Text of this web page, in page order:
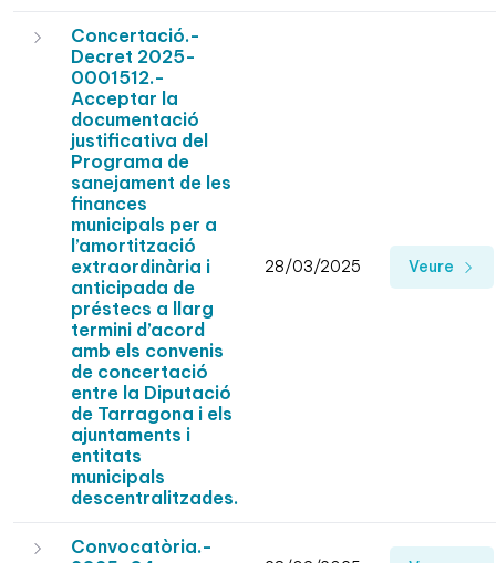
Concertació.-
Decret 2025-
0001512.-
Acceptar la
documentació
justificativa del
Programa de
sanejament de les
finances
municipals per a
l’amortització
extraordinària i
anticipada de
préstecs a llarg
termini d’acord
amb els convenis
de concertació
entre la Diputació
de Tarragona i els
ajuntaments i
entitats
municipals
descentralitzades.
28/03/2025 Veure
Convocatòria.-